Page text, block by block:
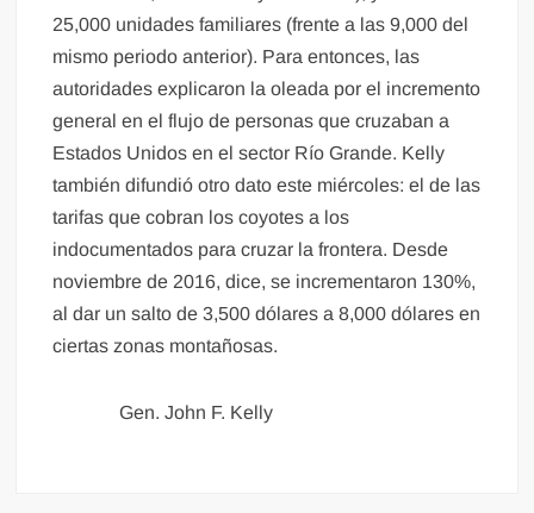
25,000 unidades familiares (frente a las 9,000 del
mismo periodo anterior). Para entonces, las
autoridades explicaron la oleada por el incremento
general en el flujo de personas que cruzaban a
Estados Unidos en el sector Río Grande. Kelly
también difundió otro dato este miércoles: el de las
tarifas que cobran los coyotes a los
indocumentados para cruzar la frontera. Desde
noviembre de 2016, dice, se incrementaron 130%,
al dar un salto de 3,500 dólares a 8,000 dólares en
ciertas zonas montañosas.
Gen. John F. Kelly